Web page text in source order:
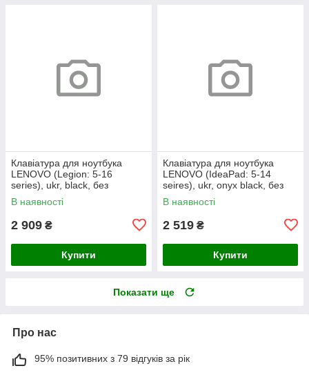
Клавіатура для ноутбука
LENOVO (Legion: 5-16
series), ukr, black, без
фрейма, підсвічування
клавіш
В наявності
2 909 ₴
Купити
Клавіатура для ноутбука
LENOVO (IdeaPad: 5-14
seires), ukr, onyx black, без
фрейму, підсвічування клавіш
(copilot)
В наявності
2 519 ₴
Купити
Показати ще
Про нас
95% позитивних з 79 відгуків за рік